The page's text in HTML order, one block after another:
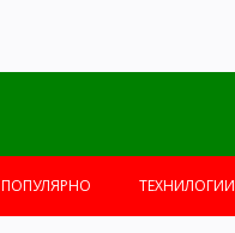
ПОПУЛЯРНО ТЕХНИЛОГИИ